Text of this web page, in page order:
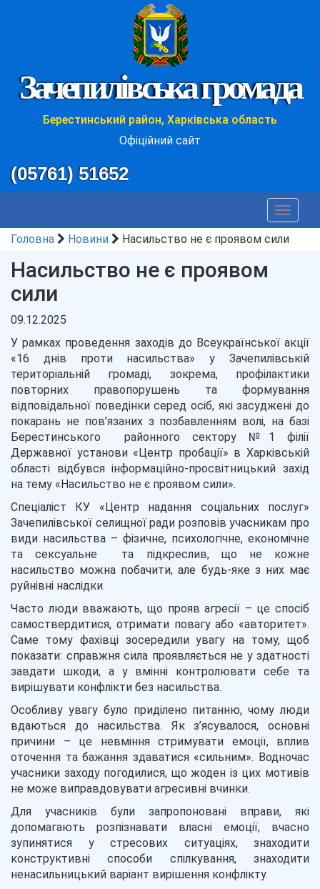
Зачепилівська громада
Берестинський район, Харківська область
Офіційний сайт
(05761) 51652
Toggle
Головна
Новини Насильство не є проявом сили
Насильство не є проявом
сили
09.12.2025
У рамках проведення заходів до Всеукраїнської акції
«16 днів проти насильства» у Зачепилівській
територіальній громаді, зокрема, профілактики
повторних правопорушень та формування
відповідальної поведінки серед осіб, які засуджені до
покарань не пов’язаних з позбавленням волі, на базі
Берестинського районного сектору №1 філії
Державної установи «Центр пробації» в Харківській
області відбувся інформаційно-просвітницький захід
на тему «Насильство не є проявом сили».
Спеціаліст КУ «Центр надання соціальних послуг»
Зачепилівської селищної ради розповів учасникам про
види насильства – фізичне, психологічне, економічне
та сексуальне та підкреслив, що не кожне
насильство можна побачити, але будь-яке з них має
руйнівні наслідки.
Часто люди вважають, що прояв агресії – це спосіб
самоствердитися, отримати повагу або «авторитет».
Саме тому фахівці зосередили увагу на тому, щоб
показати: справжня сила проявляється не у здатності
завдати шкоди, а у вмінні контролювати себе та
вирішувати конфлікти без насильства.
Особливу увагу було приділено питанню, чому люди
вдаються до насильства. Як з’ясувалося, основні
причини – це невміння стримувати емоції, вплив
оточення та бажання здаватися «сильним». Водночас
учасники заходу погодилися, що жоден із цих мотивів
не може виправдовувати агресивні вчинки.
Для учасників були запропоновані вправи, які
допомагають розпізнавати власні емоції, вчасно
зупинятися у стресових ситуаціях, знаходити
конструктивні способи спілкування, знаходити
ненасильницький варіант вирішення конфлікту.